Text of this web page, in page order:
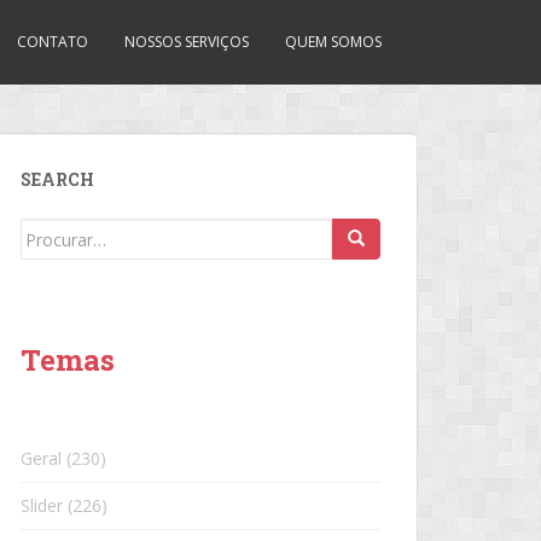
CONTATO NOSSOS SERVIÇOS QUEM SOMOS
SEARCH
Search
Temas
Geral (230)
Slider (226)